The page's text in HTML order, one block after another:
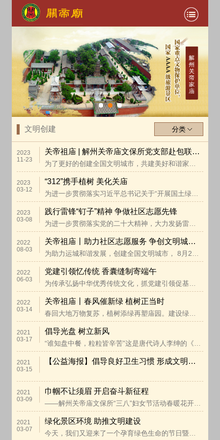
文明创建 分类
2023
11-23
关帝祖庙 | 解州关帝庙文保所党支部赴包联社区
为了更好的创建全国文明城市，共建美好和谐家园，做
2023
03-12
“312”携手植树 美化关庙
为进一步贯彻落实习近平总书记关于“开展国土绿化行
2023
03-08
践行雷锋“钉子”精神 争做社区志愿先锋
为进一步贯彻落实党的二十大精神，大力发扬雷锋“钉子
2022
08-03
关帝祖庙丨助力社区志愿服务 争创文明城市建设
为助力运城和谐发展，创建全国文明城市， 8月2日，解
2022
06-03
党建引领忆传统 香囊缝制寄端午
为传承弘扬中华优秀传统文化，抓党建引领促基层工作
2022
03-14
关帝祖庙丨春风催新绿 植树正当时
春回大地万物复苏，植树添绿再塑庙园。建设绿色关庙
2021
03-17
倡导光盘 树立新风
“谁知盘中餐，粒粒皆辛苦”这是唐代诗人李绅的《悯农
2021
03-15
【公益海报】倡导良好卫生习惯 形成文明健康生
2021
03-09
巾帼不让须眉 开启奋斗新征程
——解州关帝庙文保所“三八”妇女节活动春暖花开、绿草
2021
03-07
绿化景区环境 助推文明建设
今天，我们又迎来了一个孕育绿色生命的节日暨我国第